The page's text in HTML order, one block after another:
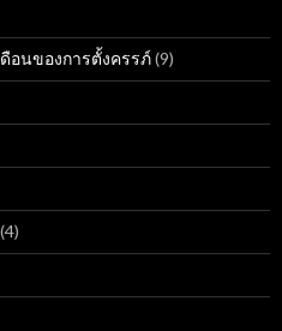
นของการตั้งครรภ์(9)
(4)